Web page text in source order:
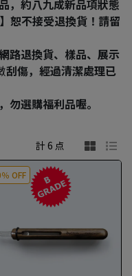
，約八九成新品項狀態
恕不接受退換貨！請留
路退換貨、樣品、展示
刮傷，經過清潔處理已
勿選購福利品喔。
計 6 点
OFF